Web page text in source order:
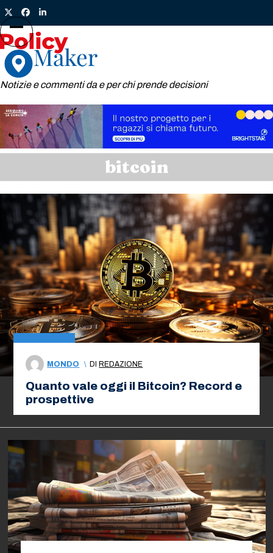
Skip
to
content
TwitterFacebook
LinkedIn
Notizie e commenti da e per chi prende decisioni
Open
mobile
menu
Close
mobile
menu
bitcoin
MONDO \ DIREDAZIONE
Quanto vale oggi il Bitcoin? Record e
prospettive